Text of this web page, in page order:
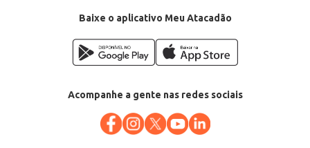
Baixe o aplicativo Meu Atacadão
Acompanhe a gente nas redes sociais